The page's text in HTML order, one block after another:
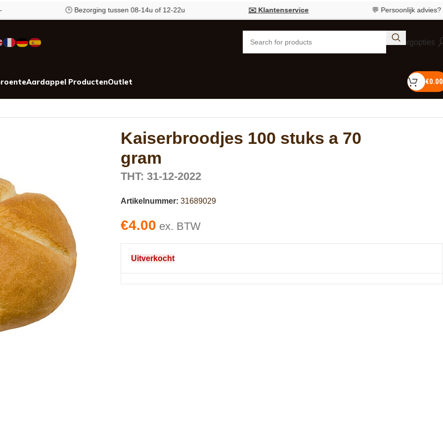
🕒 Bezorging tussen 08-14u of 12-22u ✉️ Klantenservice 💬 Persoonlijk advies?Bel
Bezorgopties
Aardappel ProductenOutlet €0.00
Kaiserbroodjes 100 stuks a 70
gram
THT: 31-12-2022
Artikelnummer: 31689029
€4.00 ex. BTW
Uitverkocht